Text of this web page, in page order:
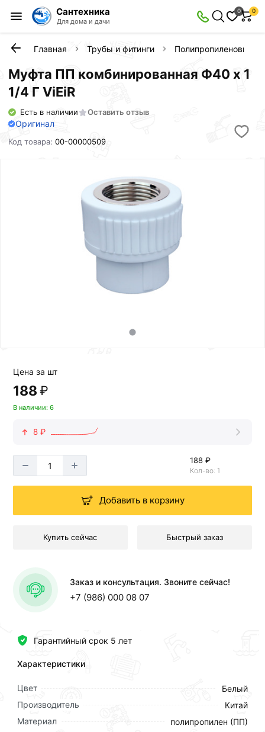
Сантехника
Для дома и дачи
0 0
Главная Трубы и фитинги Полипропиленовые
Муфта ПП комбинированная Ф40 х 1
1/4 Г ViEiR
Есть в наличии Оставить отзыв
Оригинал
Код товара:00-00000509
Гарантийный срок 5 лет
Характеристики
Цвет
Белый
Производитель
Китай
Материал
полипропилен (ПП)
Цена за шт
188 ₽
В наличии: 6
8 ₽
188 ₽
Кол-во: 1
Добавить в корзину
Купить сейчас Быстрый заказ
Заказ и консультация. Звоните сейчас!
+7 (986) 000 08 07